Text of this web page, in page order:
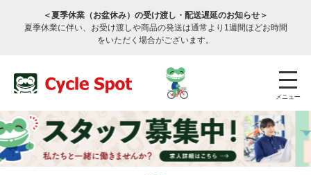
＜夏季休業（お盆休み）の受け渡し・配送遅延のお知らせ＞
夏季休業に伴い、お受け渡しや商品の発送は通常より1週間ほどお時間
をいただく場合がございます。
メニュー